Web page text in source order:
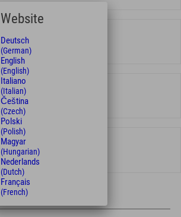
Website
Deutsch
(German)
English
(English)
Italiano
(Italian)
Čeština
(Czech)
Polski
(Polish)
Magyar
(Hungarian)
Nederlands
(Dutch)
Français
(French)